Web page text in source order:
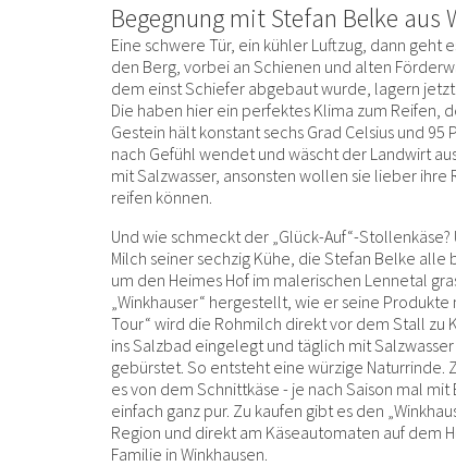
Begegnung mit Stefan Belke aus
Eine schwere Tür, ein kühler Luftzug, dann geht
den Berg, vorbei an Schienen und alten
dem einst Schiefer abgebaut wurde, lagern
Die haben hier ein perfektes Klima zum Reifen,
Gestein hält konstant sechs Grad Celsius und
nach Gefühl wendet und wäscht der Landwirt
mit Salzwasser, ansonsten wollen sie lieber ihre
reifen können.
Und wie schmeckt der „Glück-Auf“-
Milch seiner sechzig Kühe, die Stefan Belke
um den Heimes Hof im malerischen Lennetal
„Winkhauser“ hergestellt, wie er seine
Tour“ wird die Rohmilch direkt vor dem Stall
ins Salzbad eingelegt und täglich mit
gebürstet. So entsteht eine würzige Naturrinde.
es von dem Schnittkäse - je nach Saison mal
einfach ganz pur. Zu kaufen gibt es den
Region und direkt am Käseautomaten auf dem
Familie in Winkhausen.